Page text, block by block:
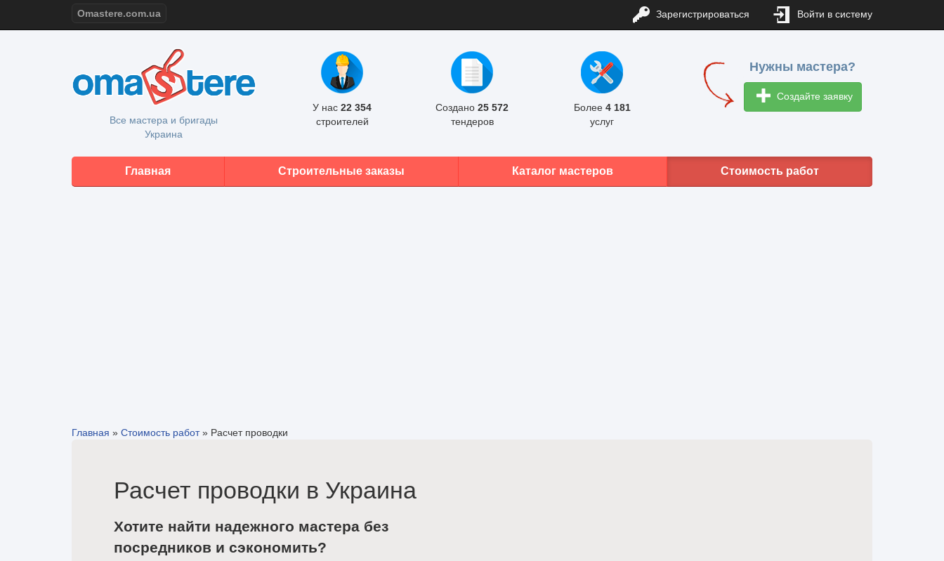
Omastere.com.ua Зарегистрироваться Войти в систему
Все мастера и бригады
Украина
У нас 22 354
строителей
Создано 25 572
тендеров
Более 4 181
услуг
Нужны мастера?
Создайте заявку
Главная Строительные заказы Каталог мастеров Стоимость работ
Главная » Стоимость работ» Расчет проводки
Расчет проводки в Украина
Хотите найти надежного мастера без
посредников и сэкономить?